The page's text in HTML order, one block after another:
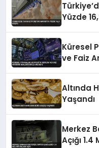
Yüzde
Küresel
ve Faiz
Altında
Yaşandı
Merkez
Açığı